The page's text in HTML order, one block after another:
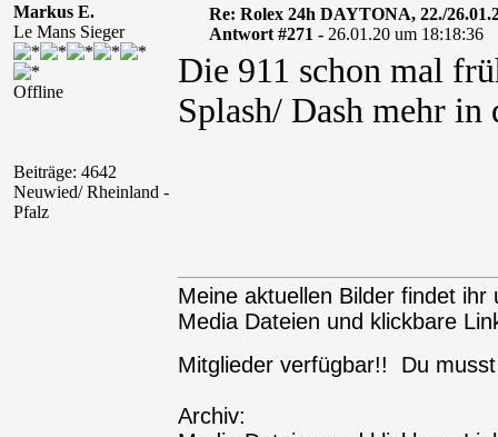
Markus E.
Le Mans Sieger
Offline
Beiträge: 4642
Neuwied/ Rheinland -
Pfalz
Re: Rolex 24h DAYTONA, 22./
Antwort #271 - 26.01.20 um 18:18:36
Die 911 schon mal
Splash/ Dash mehr
Meine aktuellen Bilder findet ihr
Media Dateien und klickbare
Mitglieder verfügbar!! Du
Archiv: